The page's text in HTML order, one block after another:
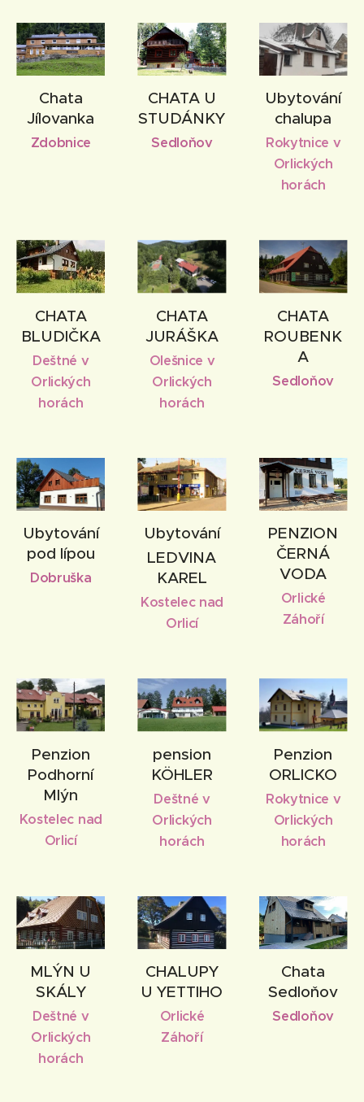
Chata
Jílovanka
Zdobnice
CHATA U
STUDÁNKY
Sedloňov
Ubytování
chalupa
Rokytnice v
Orlických
horách
CHATA
BLUDIČKA
Deštné v
Orlických
horách
CHATA
JURÁŠKA
Olešnice v
Orlických
horách
CHATA
ROUBENK
A
Sedloňov
Ubytování
pod lípou
Dobruška
Ubytování
LEDVINA
KAREL
Kostelec nad
Orlicí
PENZION
ČERNÁ
VODA
Orlické
Záhoří
Penzion
Podhorní
Mlýn
Kostelec nad
Orlicí
pension
KÖHLER
Deštné v
Orlických
horách
Penzion
ORLICKO
Rokytnice v
Orlických
horách
MLÝN U
SKÁLY
Deštné v
Orlických
horách
CHALUPY
U YETTIHO
Orlické
Záhoří
Chata
Sedloňov
Sedloňov